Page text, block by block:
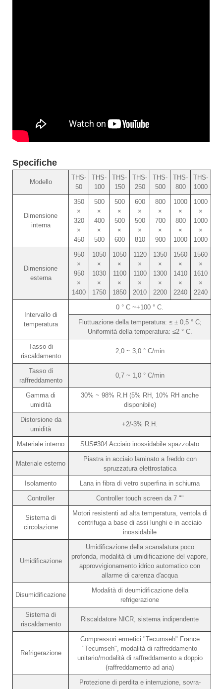
Specifiche
Modello
THS-
50
THS-
100
THS-
150
THS-
250
THS-
500
THS-
800
THS-
1000
Dimensione
interna
350
×
320
×
450
500
×
400
×
500
500
×
500
×
600
600
×
500
×
810
800
×
700
×
900
1000
×
800
×
1000
1000
×
1000
×
1000
Dimensione
esterna
950
×
950
×
1400
1050
×
1030
×
1750
1050
×
1100
×
1850
1120
×
1100
×
2010
1350
×
1300
×
2200
1560
×
1410
×
2240
1560
×
1610
×
2240
Intervallo di
temperatura
0 ° C ~+100 ° C.
Fluttuazione della temperatura: ≤ ± 0,5 ° C;
Uniformità della temperatura: ≤2 ° C.
Tasso di
riscaldamento
2,0 ~ 3,0 ° C/min
Tasso di
raffreddamento
0,7 ~ 1,0 ° C/min
Gamma di
umidità
30% ~ 98% R.H (5% RH, 10% RH anche
disponibile)
Distorsione da
umidità
+2/-3% R.H.
Materiale interno SUS#304 Acciaio inossidabile spazzolato
Materiale esterno
Piastra in acciaio laminato a freddo con
spruzzatura elettrostatica
Isolamento
Lana in fibra di vetro superfina in schiuma
Controller
Controller touch screen da 7 ""
Sistema di
circolazione
Motori resistenti ad alta temperatura, ventola di
centrifuga a base di assi lunghi e in acciaio
inossidabile
Umidificazione
Umidificazione della scanalatura poco
profonda, modalità di umidificazione del vapore,
approvvigionamento idrico automatico con
allarme di carenza d'acqua
Disumidificazione
Modalità di deumidificazione della
refrigerazione
Sistema di
riscaldamento
Riscaldatore NICR, sistema indipendente
Refrigerazione
Compressori ermetici "Tecumseh" France
"Tecumseh", modalità di raffreddamento
unitario/modalità di raffreddamento a doppio
(raffreddamento ad aria)
Protezione di perdita e interruzione, sovra-